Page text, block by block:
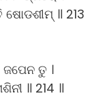
ଷୋଡଶୀମ୍ ॥ 213
ତୁ ।
॥ 214 ॥